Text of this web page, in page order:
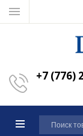
+7 (776)